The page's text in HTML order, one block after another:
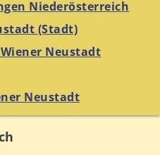
Niederösterreich
(Stadt)
Neustadt
Neustadt